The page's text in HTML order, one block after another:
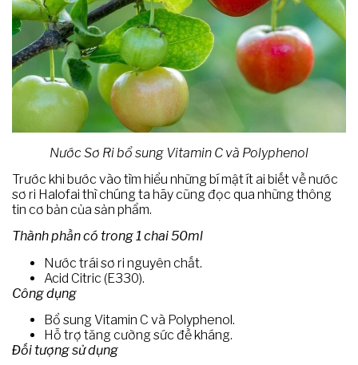
Nước Sơ Ri bổ sung Vitamin C và Polyphenol
Trước khi bước vào tìm hiểu những bí mật ít ai biết về nước
sơ ri Halofai thì chúng ta hãy cũng đọc qua những thông
tin cơ bản của sản phẩm.
Thành phần có trong 1 chai 50ml
Nước trái sơ ri nguyên chất.
Acid Citric (E330).
Công dụng
Bổ sung Vitamin C và Polyphenol.
Hỗ trợ tăng cường sức đề kháng.
Đối tượng sử dụng